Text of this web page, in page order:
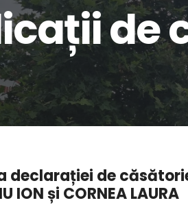
de
declarației de
ION și CORNEA LAURA